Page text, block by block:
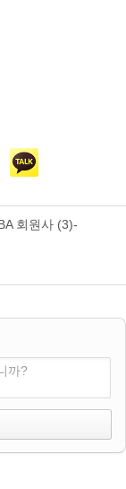
회원사 (3)-
까?